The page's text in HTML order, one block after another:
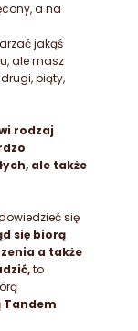
a na
jakąś
ale masz
piąty,
rodzaj
ale także
się
się biorą
a także
to
Tandem